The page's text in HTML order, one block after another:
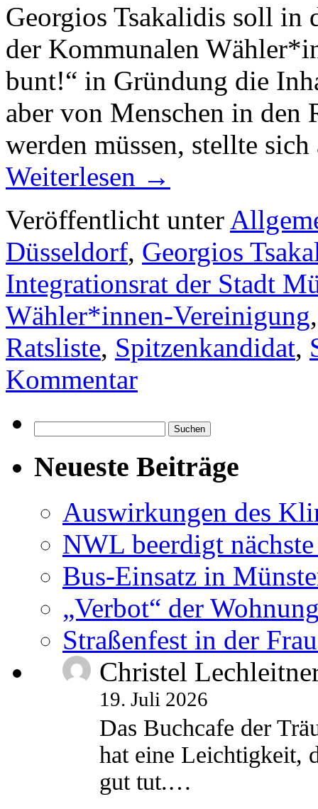
Georgios Tsakalidis soll in
der Kommunalen
bunt!“ in Gründung die
aber von Menschen in den
werden müssen, stellte
Weiterlesen →
Veröffentlicht unter
Düsseldorf, Georgios
Integrationsrat der Stadt
Wähler*innen-Vereinigung
Ratsliste, Spitzenkandidat,
Kommentar
nach:
Neueste Beiträge
Auswirkungen des
NWL beerdigt
Bus-Einsatz in
„Verbot“ der
Straßenfest in der
Christel
19. Juli 2026
Das Buchcafe der
hat eine Leichtigkeit,
gut tut.…